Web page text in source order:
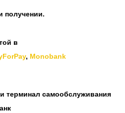
получении.
в
, Monobank
терминал самообслуживания